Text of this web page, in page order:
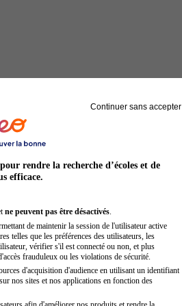
Continuer sans accepter
rendre la recherche d’écoles et de
efficace.
ne peuvent pas être désactivés.
de maintenir la session de l'utilisateur active
telles que les préférences des utilisateurs, les
vérifier s'il est connecté ou non, et plus
frauduleux ou les violations de sécurité.
d'acquisition d'audience en utilisant un identifiant
nos sites et nos applications en fonction des